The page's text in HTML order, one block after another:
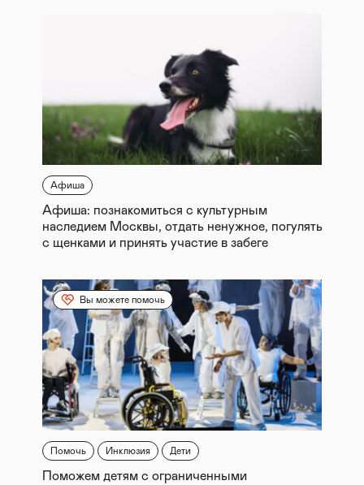
Афиша
Афиша: познакомиться с культурным
наследием Москвы, отдать ненужное, погулять
с щенками и принять участие в забеге
Вы можете помочь
Помочь Инклюзия Дети
Поможем детям с ограниченными